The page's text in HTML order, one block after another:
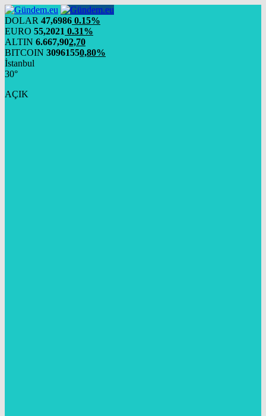
DOLAR 47,6986 0.15%
EURO 55,2021 0.31%
ALTIN 6.667,902,70
BITCOIN 30961550,80%
İstanbul
30°
AÇIK